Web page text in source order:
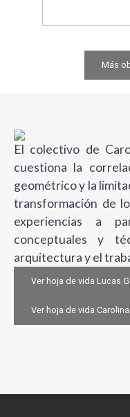
Más
El colectivo de
cuestiona la
geométrico y la
transformación de
experiencias a
conceptuales y
arquitectura y el
Ver hoja de vida Lucas
Ver hoja de vida